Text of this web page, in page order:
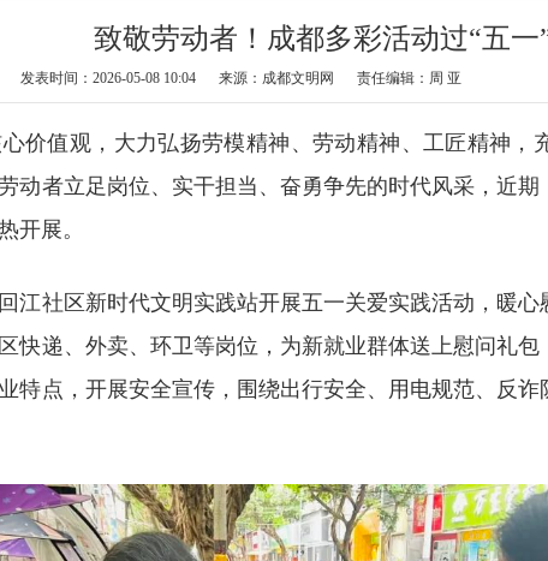
致敬劳动者！成都多彩活动过“五一
发表时间：2026-05-08 10:04 来源：成都文明网 责任编辑：周 亚
值观，大力弘扬劳模精神、劳动精神、工匠精神，
动者立足岗位、实干担当、奋勇争先的时代风采，近
开展。
社区新时代文明实践站开展五一关爱实践活动，暖心
快递、外卖、环卫等岗位，为新就业群体送上慰问礼
特点，开展安全宣传，围绕出行安全、用电规范、反